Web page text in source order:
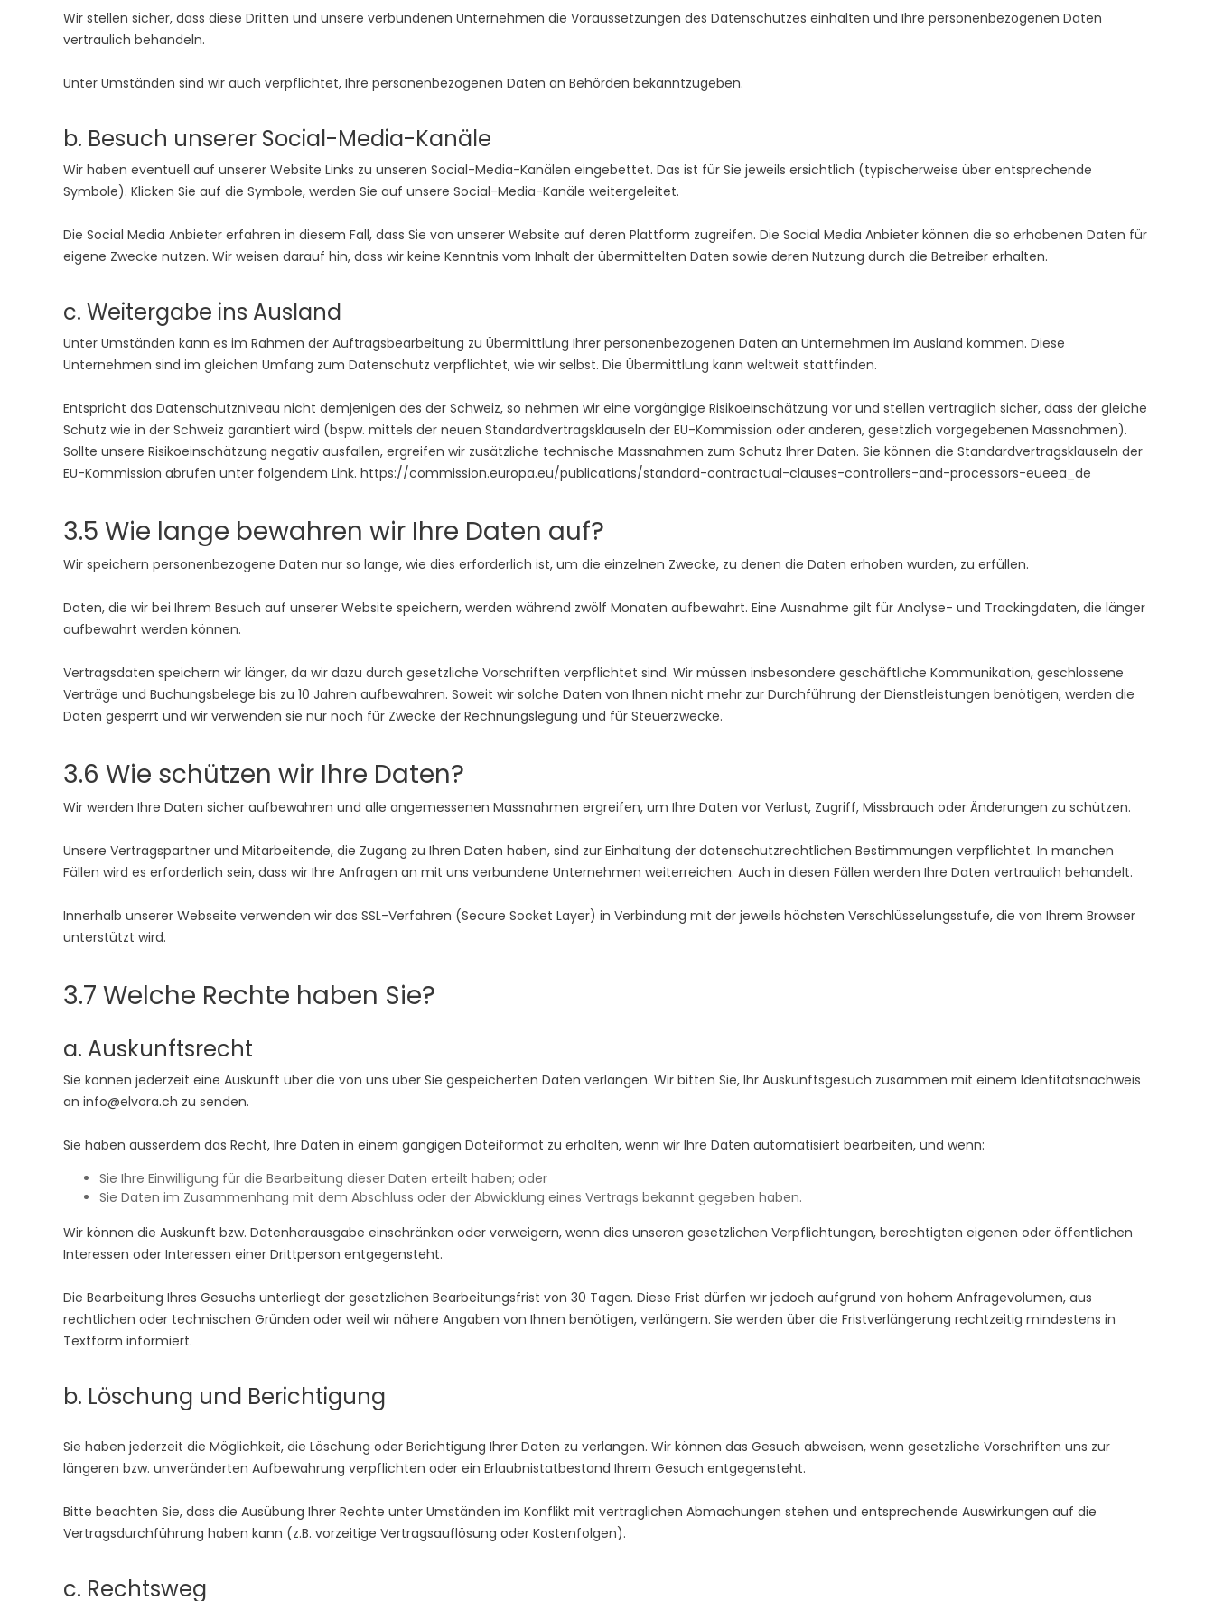
Wir stellen sicher, dass diese Dritten und unsere verbundenen Unternehmen die Voraussetzungen des Datenschutzes einhalten und Ihre personenbezogenen Daten
vertraulich behandeln.
Unter Umständen sind wir auch verpflichtet, Ihre personenbezogenen Daten an Behörden bekanntzugeben.
b. Besuch unserer Social-Media-Kanäle
Wir haben eventuell auf unserer Website Links zu unseren Social-Media-Kanälen eingebettet. Das ist für Sie jeweils ersichtlich (typischerweise über entsprechende
Symbole). Klicken Sie auf die Symbole, werden Sie auf unsere Social-Media-Kanäle weitergeleitet.
Die Social Media Anbieter erfahren in diesem Fall, dass Sie von unserer Website auf deren Plattform zugreifen. Die Social Media Anbieter können die so erhobenen Daten für
eigene Zwecke nutzen. Wir weisen darauf hin, dass wir keine Kenntnis vom Inhalt der übermittelten Daten sowie deren Nutzung durch die Betreiber erhalten.
c. Weitergabe ins Ausland
Unter Umständen kann es im Rahmen der Auftragsbearbeitung zu Übermittlung Ihrer personenbezogenen Daten an Unternehmen im Ausland kommen. Diese
Unternehmen sind im gleichen Umfang zum Datenschutz verpflichtet, wie wir selbst. Die Übermittlung kann weltweit stattfinden.
Entspricht das Datenschutzniveau nicht demjenigen des der Schweiz, so nehmen wir eine vorgängige Risikoeinschätzung vor und stellen vertraglich sicher, dass der gleiche
Schutz wie in der Schweiz garantiert wird (bspw. mittels der neuen Standardvertragsklauseln der EU-Kommission oder anderen, gesetzlich vorgegebenen Massnahmen).
Sollte unsere Risikoeinschätzung negativ ausfallen, ergreifen wir zusätzliche technische Massnahmen zum Schutz Ihrer Daten. Sie können die Standardvertragsklauseln der
EU-Kommission abrufen unter folgendem Link. https://commission.europa.eu/publications/standard-contractual-clauses-controllers-and-processors-eueea_de
3.5 Wie lange bewahren wir Ihre Daten auf?
Wir speichern personenbezogene Daten nur so lange, wie dies erforderlich ist, um die einzelnen Zwecke, zu denen die Daten erhoben wurden, zu erfüllen.
Daten, die wir bei Ihrem Besuch auf unserer Website speichern, werden während zwölf Monaten aufbewahrt. Eine Ausnahme gilt für Analyse- und Trackingdaten, die länger
aufbewahrt werden können.
Vertragsdaten speichern wir länger, da wir dazu durch gesetzliche Vorschriften verpflichtet sind. Wir müssen insbesondere geschäftliche Kommunikation, geschlossene
Verträge und Buchungsbelege bis zu 10 Jahren aufbewahren. Soweit wir solche Daten von Ihnen nicht mehr zur Durchführung der Dienstleistungen benötigen, werden die
Daten gesperrt und wir verwenden sie nur noch für Zwecke der Rechnungslegung und für Steuerzwecke.
3.6 Wie schützen wir Ihre Daten?
Wir werden Ihre Daten sicher aufbewahren und alle angemessenen Massnahmen ergreifen, um Ihre Daten vor Verlust, Zugriff, Missbrauch oder Änderungen zu schützen.
Unsere Vertragspartner und Mitarbeitende, die Zugang zu Ihren Daten haben, sind zur Einhaltung der datenschutzrechtlichen Bestimmungen verpflichtet. In manchen
Fällen wird es erforderlich sein, dass wir Ihre Anfragen an mit uns verbundene Unternehmen weiterreichen. Auch in diesen Fällen werden Ihre Daten vertraulich behandelt.
Innerhalb unserer Webseite verwenden wir das SSL-Verfahren (Secure Socket Layer) in Verbindung mit der jeweils höchsten Verschlüsselungsstufe, die von Ihrem Browser
unterstützt wird.
3.7 Welche Rechte haben Sie?
a. Auskunftsrecht
Sie können jederzeit eine Auskunft über die von uns über Sie gespeicherten Daten verlangen. Wir bitten Sie, Ihr Auskunftsgesuch zusammen mit einem Identitätsnachweis
an info@elvora.ch zu senden.
Sie haben ausserdem das Recht, Ihre Daten in einem gängigen Dateiformat zu erhalten, wenn wir Ihre Daten automatisiert bearbeiten, und wenn:
Sie Ihre Einwilligung für die Bearbeitung dieser Daten erteilt haben; oder
Sie Daten im Zusammenhang mit dem Abschluss oder der Abwicklung eines Vertrags bekannt gegeben haben.
Wir können die Auskunft bzw. Datenherausgabe einschränken oder verweigern, wenn dies unseren gesetzlichen Verpflichtungen, berechtigten eigenen oder öffentlichen
Interessen oder Interessen einer Drittperson entgegensteht.
Die Bearbeitung Ihres Gesuchs unterliegt der gesetzlichen Bearbeitungsfrist von 30 Tagen. Diese Frist dürfen wir jedoch aufgrund von hohem Anfragevolumen, aus
rechtlichen oder technischen Gründen oder weil wir nähere Angaben von Ihnen benötigen, verlängern. Sie werden über die Fristverlängerung rechtzeitig mindestens in
Textform informiert.
b. Löschung und Berichtigung
Sie haben jederzeit die Möglichkeit, die Löschung oder Berichtigung Ihrer Daten zu verlangen. Wir können das Gesuch abweisen, wenn gesetzliche Vorschriften uns zur
längeren bzw. unveränderten Aufbewahrung verpflichten oder ein Erlaubnistatbestand Ihrem Gesuch entgegensteht.
Bitte beachten Sie, dass die Ausübung Ihrer Rechte unter Umständen im Konflikt mit vertraglichen Abmachungen stehen und entsprechende Auswirkungen auf die
Vertragsdurchführung haben kann (z.B. vorzeitige Vertragsauflösung oder Kostenfolgen).
c. Rechtsweg